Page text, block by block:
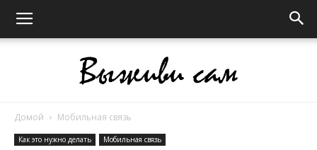
Домой Мобильная связь
Как это нужно делать Мобильная связь